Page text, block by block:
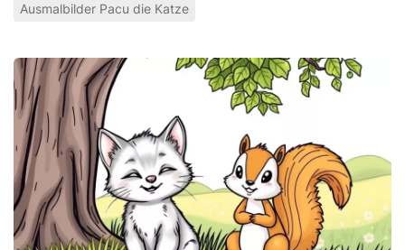
Ausmalbilder Pacu die Katze